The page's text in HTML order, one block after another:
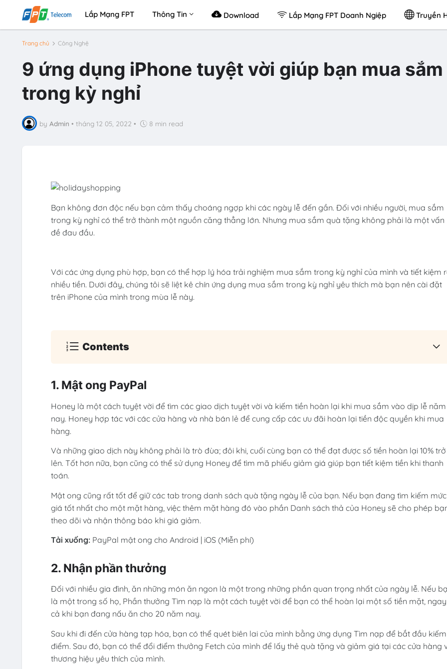
Lắp Mạng FPT Thông Tin Download Lắp Mạng FPT Doanh Ngiệp Truyền
Trang chủ Công Nghệ
9 ứng dụng iPhone tuyệt vời giúp bạn mua sắm
trong kỳ nghỉ
by Admin • tháng 12 05, 2022 • 8 min read
Bạn không đơn độc nếu bạn cảm thấy choáng ngợp khi các ngày lễ đến gần. Đối với nhiều người, mua sắm
trong kỳ nghỉ có thể trở thành một nguồn căng thẳng lớn. Nhưng mua sắm quà tặng không phải là một vấn
đề đau đầu.
Với các ứng dụng phù hợp, bạn có thể hợp lý hóa trải nghiệm mua sắm trong kỳ nghỉ của mình và tiết kiệm
nhiều tiền. Dưới đây, chúng tôi sẽ liệt kê chín ứng dụng mua sắm trong kỳ nghỉ yêu thích mà bạn nên cài đặt
trên iPhone của mình trong mùa lễ này.
Contents
1. Mật ong PayPal
Honey là một cách tuyệt vời để tìm các giao dịch tuyệt vời và kiếm tiền hoàn lại khi mua sắm vào dịp lễ năm
nay. Honey hợp tác với các cửa hàng và nhà bán lẻ để cung cấp các ưu đãi hoàn lại tiền độc quyền khi mua
hàng.
Và những giao dịch này không phải là trò đùa; đôi khi, cuối cùng bạn có thể đạt được số tiền hoàn lại 10% trở
lên. Tốt hơn nữa, bạn cũng có thể sử dụng Honey để tìm mã phiếu giảm giá giúp bạn tiết kiệm tiền khi thanh
toán.
Mật ong cũng rất tốt để giữ các tab trong danh sách quà tặng ngày lễ của bạn. Nếu bạn đang tìm kiếm mức
giá tốt nhất cho một mặt hàng, việc thêm mặt hàng đó vào phần Danh sách thả của Honey sẽ cho phép
theo dõi và nhận thông báo khi giá giảm.
Tải xuống:PayPal mật ong cho Android | iOS (Miễn phí)
2. Nhận phần thưởng
Đối với nhiều gia đình, ăn những món ăn ngon là một trong những phần quan trọng nhất của ngày lễ. Nếu
là một trong số họ, Phần thưởng Tìm nạp là một cách tuyệt vời để bạn có thể hoàn lại một số tiền mặt, ngay
cả khi bạn đang nấu ăn cho 20 năm nay.
Sau khi đi đến cửa hàng tạp hóa, bạn có thể quét biên lai của mình bằng ứng dụng Tìm nạp để bắt đầu kiếm
điểm. Sau đó, bạn có thể đổi điểm thưởng Fetch của mình để lấy thẻ quà tặng và giảm giá tại các cửa hàng
thương hiệu yêu thích của mình.